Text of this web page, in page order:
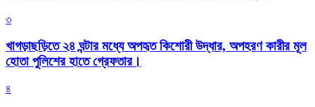
৩
খাগড়াছড়িতে ২৪ ঘন্টার মধ্যে অপহৃত কিশোরী উদ্ধার, অপহরণ কারীর মূল
হোতা পুলিশের হাতে গ্রেফতার।
৪